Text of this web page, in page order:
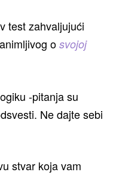
test zahvaljujući
o svojoj
-pitanja su
Ne dajte sebi
stvar koja vam